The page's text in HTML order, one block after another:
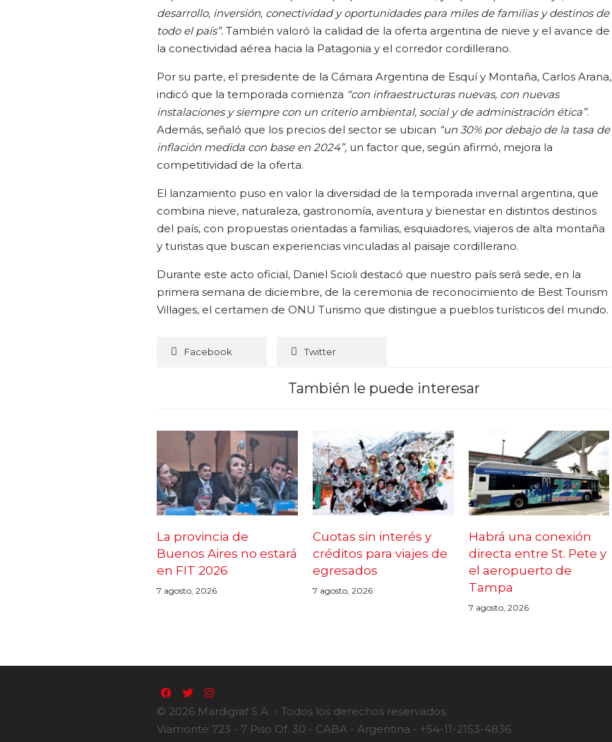
desarrollo, inversión, conectividad y oportunidades para miles de familias y destinos de
todo el país”. También valoró la calidad de la oferta argentina de nieve y el avance de
la conectividad aérea hacia la Patagonia y el corredor cordillerano.
Por su parte, el presidente de la Cámara Argentina de Esquí y Montaña, Carlos Arana,
indicó que la temporada comienza “con infraestructuras nuevas, con nuevas
instalaciones y siempre con un criterio ambiental, social y de administración ética”.
Además, señaló que los precios del sector se ubican “un 30% por debajo de la tasa de
inflación medida con base en 2024”, un factor que, según afirmó, mejora la
competitividad de la oferta.
El lanzamiento puso en valor la diversidad de la temporada invernal argentina, que
combina nieve, naturaleza, gastronomía, aventura y bienestar en distintos destinos
del país, con propuestas orientadas a familias, esquiadores, viajeros de alta montaña
y turistas que buscan experiencias vinculadas al paisaje cordillerano.
Durante este acto oficial, Daniel Scioli destacó que nuestro país será sede, en la
primera semana de diciembre, de la ceremonia de reconocimiento de Best Tourism
Villages, el certamen de ONU Turismo que distingue a pueblos turísticos del mundo.
Facebook Twitter
También le puede interesar
La provincia de
Buenos Aires no estará
en FIT 2026
7 agosto, 2026
Cuotas sin interés y
créditos para viajes de
egresados
7 agosto, 2026
Habrá una conexión
directa entre St. Pete y
el aeropuerto de
Tampa
7 agosto, 2026
© 2026 Mardigraf S.A. - Todos los derechos reservados.
Viamonte 723 - 7 Piso Of. 30 - CABA - Argentina - +54-11-2153-4836